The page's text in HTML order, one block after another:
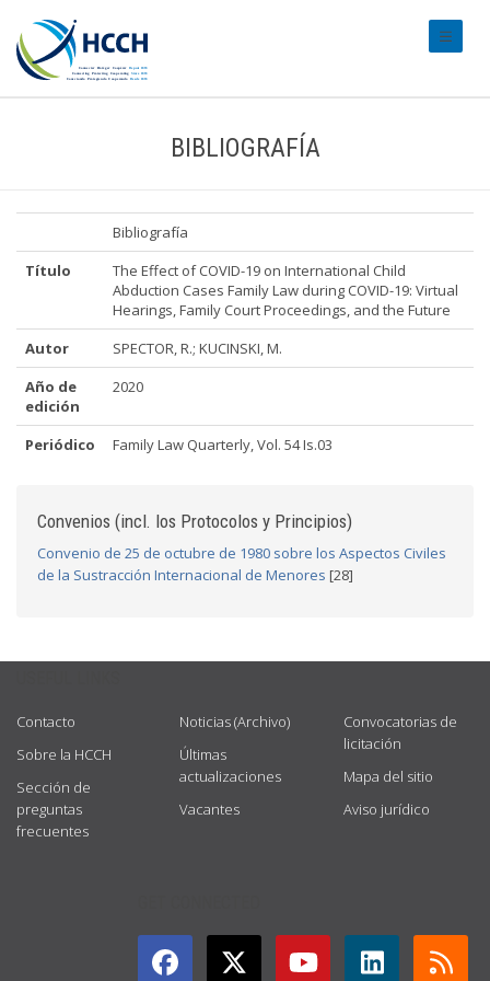
BIBLIOGRAFÍA
Bibliografía
Título
The Effect of COVID-19 on International Child
Abduction Cases Family Law during COVID-19: Virtual
Hearings, Family Court Proceedings, and the Future
Autor
SPECTOR, R.; KUCINSKI, M.
Año de
edición
2020
Periódico Family Law Quarterly, Vol. 54 Is.03
Convenios (incl. los Protocolos y Principios)
Convenio de 25 de octubre de 1980 sobre los Aspectos Civiles
de la Sustracción Internacional de Menores [28]
Contacto
Sobre la HCCH
Sección de
preguntas
frecuentes
Noticias (Archivo)
Últimas
actualizaciones
Vacantes
Convocatorias de
licitación
Mapa del sitio
Aviso jurídico